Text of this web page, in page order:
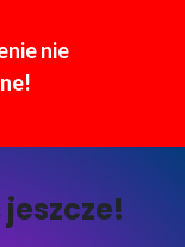
nie